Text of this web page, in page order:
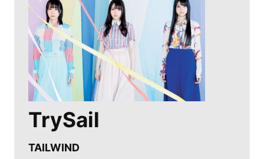
TrySail
TAILWIND